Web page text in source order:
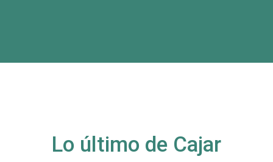
Lo último de Cajar